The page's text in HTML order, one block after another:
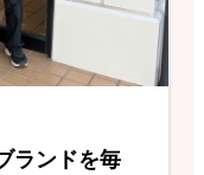
ランドを毎